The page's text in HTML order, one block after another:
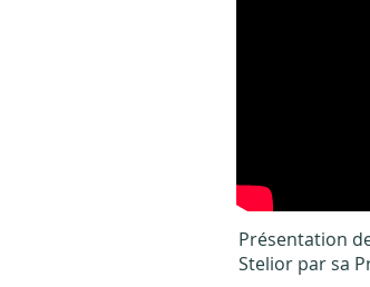
Présentation
Stelior par sa